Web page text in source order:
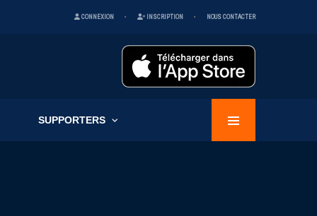
CONNEXION INSCRIPTION NOUS CONTACTER
SUPPORTERS